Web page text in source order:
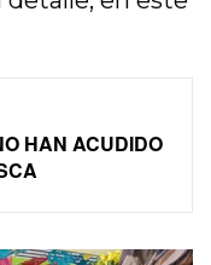
HAN ACUDIDO